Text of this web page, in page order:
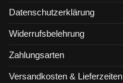
Datenschutzerklärung
Widerrufsbelehrung
Zahlungsarten
Versandkosten & Lieferzeiten